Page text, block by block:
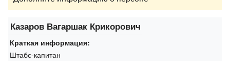
Казаров Вагаршак Крикорович
Краткая информация:
Штабс-капитан